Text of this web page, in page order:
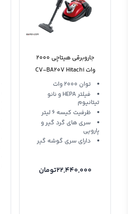
جاروبرقی هیتاچی 2000
وات CV-BA20V Hitachi
Vacuum Cleaner
توان 2000 وات
فیلتر HEPA و نانو
تیتانیوم
ظرفیت کیسه 6 لیتر
سری های گرد گیر و
پارویی
دارای سری گوشه گیر
22,440,000تومان